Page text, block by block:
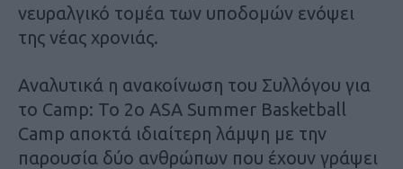
νευραλγικό τομέα των υποδομών ενόψει
της νέας χρονιάς.
Αναλυτικά η ανακοίνωση του Συλλόγου για
το Camp: Το 2ο ASA Summer Basketball
Camp αποκτά ιδιαίτερη λάμψη με την
παρουσία δύο ανθρώπων που έχουν γράψει